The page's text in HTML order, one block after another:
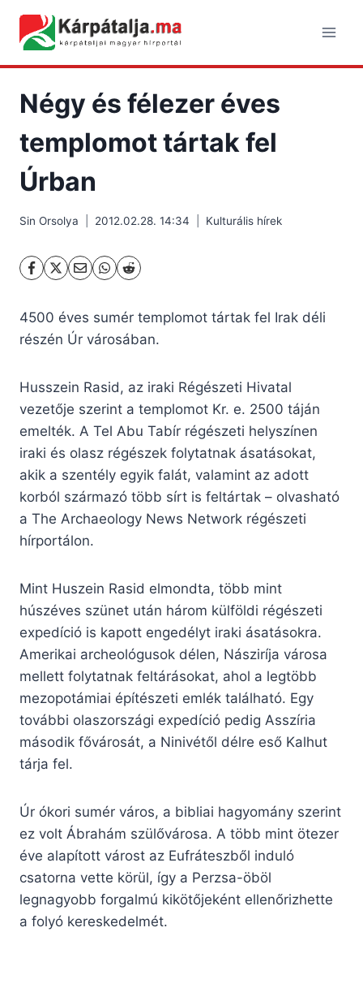
content
Négy és félezer éves
templomot tártak fel
Úrban
Sin Orsolya 2012.02.28. 14:34 Kulturális hírek
4500 éves sumér templomot tártak fel Irak déli
részén Úr városában.
Husszein Rasid, az iraki Régészeti Hivatal
vezetője szerint a templomot Kr. e. 2500 táján
emelték. A Tel Abu Tabír régészeti helyszínen
iraki és olasz régészek folytatnak ásatásokat,
akik a szentély egyik falát, valamint az adott
korból származó több sírt is feltártak – olvasható
a The Archaeology News Network régészeti
hírportálon.
Mint Huszein Rasid elmondta, több mint
húszéves szünet után három külföldi régészeti
expedíció is kapott engedélyt iraki ásatásokra.
Amerikai archeológusok délen, Násziríja városa
mellett folytatnak feltárásokat, ahol a legtöbb
mezopotámiai építészeti emlék található. Egy
további olaszországi expedíció pedig Asszíria
második fővárosát, a Ninivétől délre eső Kalhut
tárja fel.
Úr ókori sumér város, a bibliai hagyomány szerint
ez volt Ábrahám szülővárosa. A több mint ötezer
éve alapított várost az Eufráteszből induló
csatorna vette körül, így a Perzsa-öböl
legnagyobb forgalmú kikötőjeként ellenőrizhette
a folyó kereskedelmét.